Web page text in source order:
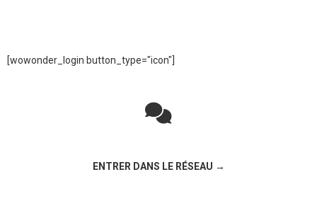
[wowonder_login button_type="icon"]
ENTRER DANS LE RÉSEAU →